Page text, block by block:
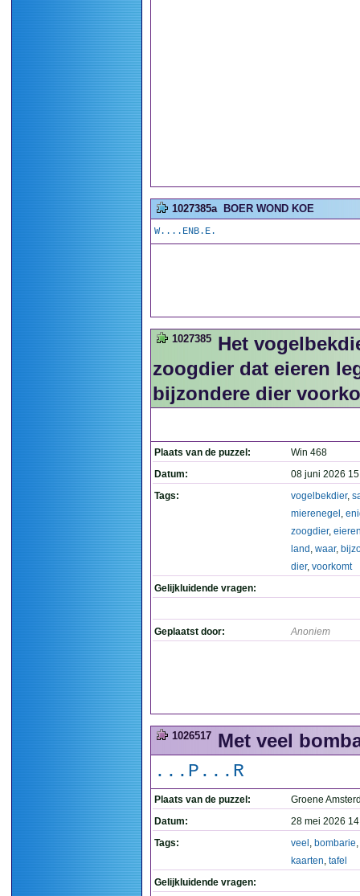
1027385a BOER WOND KOE
W....ENB.E.
1027385 Het
zoogdier dat eieren
bijzondere dier
Plaats van de puzzel:
Win 468
Datum:
08 juni 2026
Tags:
vogelbekdier,
mierenegel ,
zoogdier,
land , waar,
dier, voorkomt
Gelijkluidende vragen:
Geplaatst door: Anoniem
1026517 Met veel
...P...R
Plaats van de puzzel:
Groene
Datum:
28 mei 2026
Tags:
veel , bombarie,
kaarten, tafel
Gelijkluidende vragen: